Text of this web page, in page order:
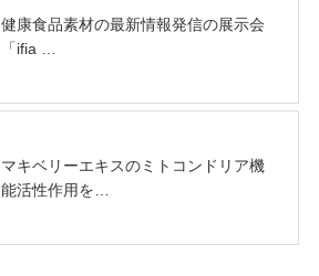
健康食品素材の最新情報発信の展示会
「ifia …
マキベリーエキスのミトコンドリア機
能活性作用を…